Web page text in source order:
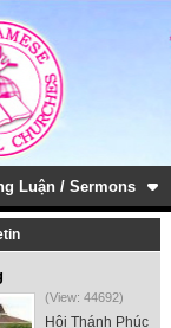
Luận / Sermons
(View: 44692)
Hội Thánh Phúc